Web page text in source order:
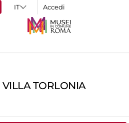
Accedi
VILLA TORLONIA